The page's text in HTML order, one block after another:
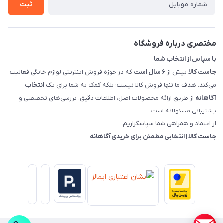
ثبت
مختصری درباره فروشگاه
با سپاس از انتخاب شما
جاست کالا بیش از ۶ سال است
که در حوزه فروش اینترنتی لوازم خانگی فعالیت
می‌کند. هدف ما تنها فروش کالا نیست؛ بلکه کمک به شما برای یک انتخاب
آگاهانه از طریق ارائه محصولات اصل، اطلاعات دقیق، بررسی‌های تخصصی و
پشتیبانی مسئولانه است.
از اعتماد و همراهی شما سپاسگزاریم.
جاست کالا | انتخابی مطمئن برای خریدی آگاهانه